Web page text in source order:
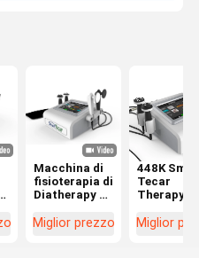
Macchina di
fisioterapia di
Diatherapy di
Tecar con
Miglior prezzo
448K
Tecar
Therapy
Diatermia
Miglior